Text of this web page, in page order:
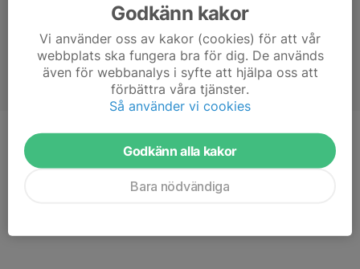
Position
Forward
Ålder
15 år
Godkänn kakor
Vi använder oss av kakor (cookies) för att vår
webbplats ska fungera bra för dig. De används
även för webbanalys i syfte att hjälpa oss att
förbättra våra tjänster.
Så använder vi cookies
Godkänn alla kakor
Bara nödvändiga